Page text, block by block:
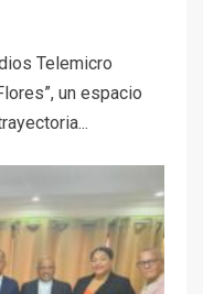
Telemicro
un espacio